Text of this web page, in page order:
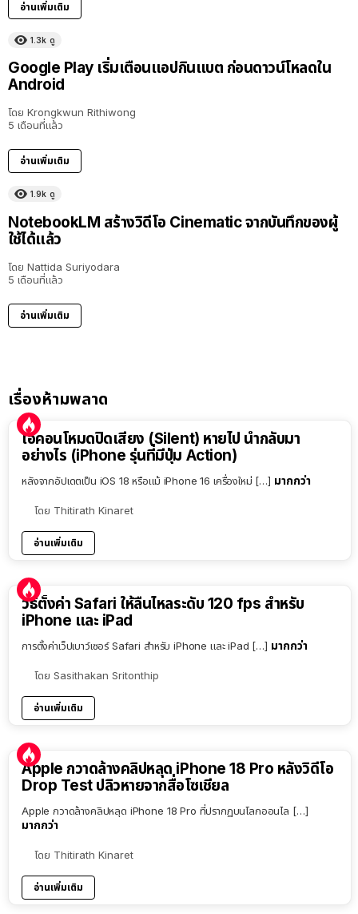
อ่านเพิ่มเติม
1.3k ดู
Google Play เริ่มเตือนแอปกินแบต ก่อนดาวน์โหลดใน
Android
โดย Krongkwun Rithiwong
5 เดือนที่แล้ว
อ่านเพิ่มเติม
1.9k ดู
NotebookLM สร้างวิดีโอ Cinematic จากบันทึกของผู้
ใช้ได้แล้ว
โดย Nattida Suriyodara
5 เดือนที่แล้ว
อ่านเพิ่มเติม
เรื่องห้ามพลาด
ไอคอนโหมดปิดเสียง (Silent) หายไป นำกลับมา
อย่างไร (iPhone รุ่นที่มีปุ่ม Action)
หลังจากอัปเดตเป็น iOS 18 หรือแม้ iPhone 16 เครื่องใหม่ […] มากกว่า
โดย Thitirath Kinaret
อ่านเพิ่มเติม
วิธีตั้งค่า Safari ให้ลื่นไหลระดับ 120 fps สำหรับ
iPhone และ iPad
การตั้งค่าเว็ปเบาว์เซอร์ Safari สำหรับ iPhone และ iPad […] มากกว่า
โดย Sasithakan Sritonthip
อ่านเพิ่มเติม
Apple กวาดล้างคลิปหลุด iPhone 18 Pro หลังวิดีโอ
Drop Test ปลิวหายจากสื่อโซเชียล
Apple กวาดล้างคลิปหลุด iPhone 18 Pro ที่ปรากฏบนโลกออนไล […]
มากกว่า
โดย Thitirath Kinaret
อ่านเพิ่มเติม